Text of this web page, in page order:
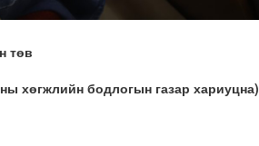
төв
хөгжлийн бодлогын газар хариуцна)